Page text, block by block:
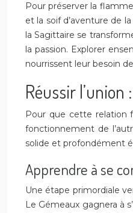
Pour préserver la
et la soif d’aventure de
la Sagittaire se
la passion. Explorer
nourrissent leur besoin
Réussir
Pour que cette relation
fonctionnement de
solide et profondément
Apprendre à se
Une étape primordiale
Le Gémeaux gagnera à